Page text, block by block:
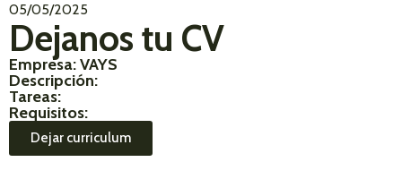
05/05/2025
Dejanos tu CV
Empresa: VAYS
Descripción:
Tareas:
Requisitos:
Dejar curriculum